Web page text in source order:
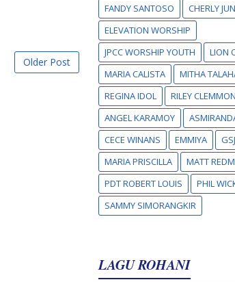
Older Post
FANDY SANTOSO
CHERLY
ELEVATION WORSHIP
JPCC WORSHIP YOUTH
LION
MARIA CALISTA
MITHA
REGINA IDOL
RILEY
ANGEL KARAMOY
CECE WINANS
EMMIYA
MARIA PRISCILLA
MATT
PDT ROBERT LOUIS
PHIL
SAMMY SIMORANGKIR
LAGU ROHANI